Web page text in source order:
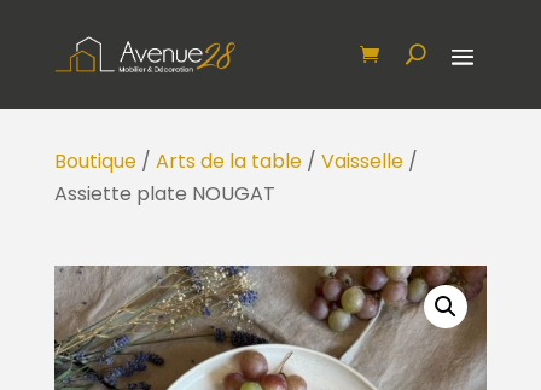
Boutique/ Arts de la table/ Vaisselle/
Assiette plate NOUGAT